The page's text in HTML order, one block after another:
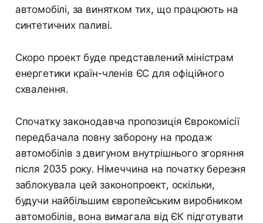
автомобілі, за винятком тих, що працюють на
синтетичних паливі.
Скоро проект буде представлений міністрам
енергетики країн-членів ЄС для офіційного
схвалення.
Спочатку законодавча пропозиція Єврокомісії
передбачала повну заборону на продаж
автомобілів з двигуном внутрішнього згоряння
після 2035 року. Німеччина на початку березня
заблокувала цей законопроект, оскільки,
будучи найбільшим європейським виробником
автомобілів, вона вимагала від ЄК підготувати